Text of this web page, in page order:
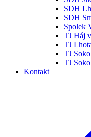
SDH
SDH
Spolek
TJ Háj
TJ
TJ
TJ
Kontakt